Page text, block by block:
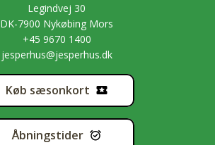
Legindvej 30
DK-7900 Nykøbing Mors
+45 9670 1400
jesperhus@jesperhus.dk
Køb sæsonkort
Åbningstider